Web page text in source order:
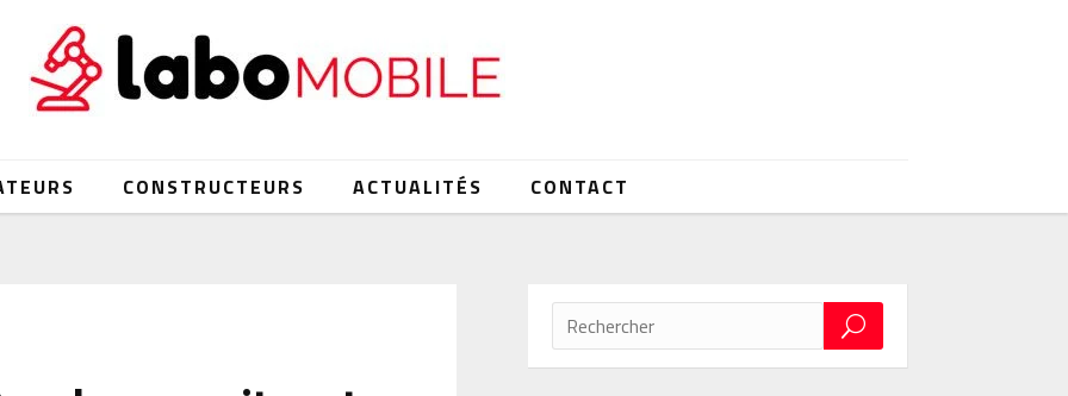
CONSTRUCTEURS ACTUALITÉS CONTACT